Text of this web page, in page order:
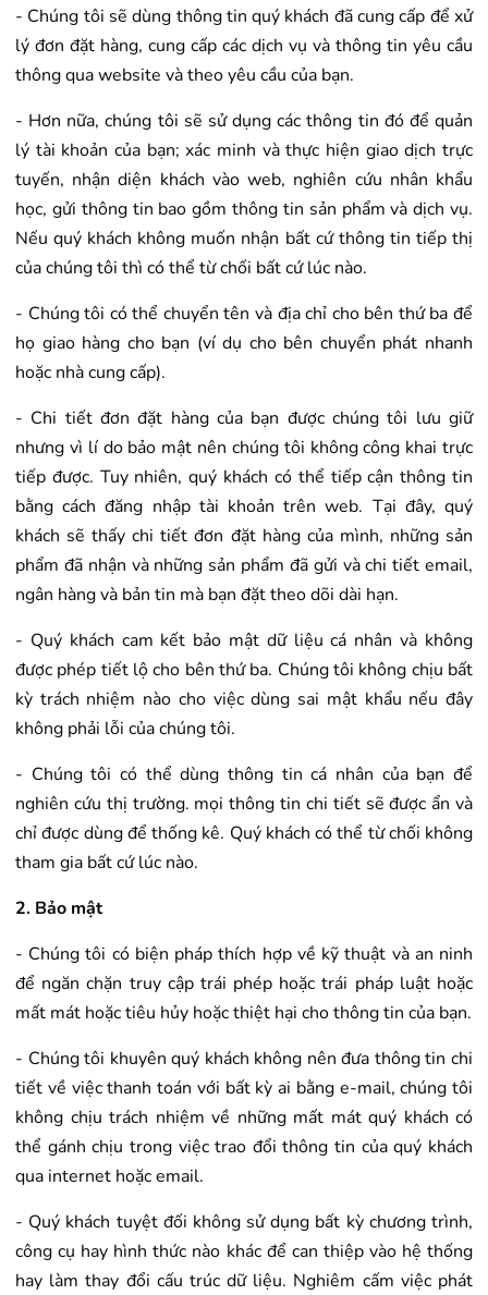
- Chúng tôi sẽ dùng thông tin quý khách đã cung cấp để xử
lý đơn đặt hàng, cung cấp các dịch vụ và thông tin yêu cầu
thông qua website và theo yêu cầu của bạn.
- Hơn nữa, chúng tôi sẽ sử dụng các thông tin đó để quản
lý tài khoản của bạn; xác minh và thực hiện giao dịch trực
tuyến, nhận diện khách vào web, nghiên cứu nhân khẩu
học, gửi thông tin bao gồm thông tin sản phẩm và dịch vụ.
Nếu quý khách không muốn nhận bất cứ thông tin tiếp thị
của chúng tôi thì có thể từ chối bất cứ lúc nào.
- Chúng tôi có thể chuyển tên và địa chỉ cho bên thứ ba để
họ giao hàng cho bạn (ví dụ cho bên chuyển phát nhanh
hoặc nhà cung cấp).
- Chi tiết đơn đặt hàng của bạn được chúng tôi lưu giữ
nhưng vì lí do bảo mật nên chúng tôi không công khai trực
tiếp được. Tuy nhiên, quý khách có thể tiếp cận thông tin
bằng cách đăng nhập tài khoản trên web. Tại đây, quý
khách sẽ thấy chi tiết đơn đặt hàng của mình, những sản
phẩm đã nhận và những sản phẩm đã gửi và chi tiết email,
ngân hàng và bản tin mà bạn đặt theo dõi dài hạn.
- Quý khách cam kết bảo mật dữ liệu cá nhân và không
được phép tiết lộ cho bên thứ ba. Chúng tôi không chịu bất
kỳ trách nhiệm nào cho việc dùng sai mật khẩu nếu đây
không phải lỗi của chúng tôi.
- Chúng tôi có thể dùng thông tin cá nhân của bạn để
nghiên cứu thị trường. mọi thông tin chi tiết sẽ được ẩn và
chỉ được dùng để thống kê. Quý khách có thể từ chối không
tham gia bất cứ lúc nào.
2. Bảo mật
- Chúng tôi có biện pháp thích hợp về kỹ thuật và an ninh
để ngăn chặn truy cập trái phép hoặc trái pháp luật hoặc
mất mát hoặc tiêu hủy hoặc thiệt hại cho thông tin của bạn.
- Chúng tôi khuyên quý khách không nên đưa thông tin chi
tiết về việc thanh toán với bất kỳ ai bằng e-mail, chúng tôi
không chịu trách nhiệm về những mất mát quý khách có
thể gánh chịu trong việc trao đổi thông tin của quý khách
qua internet hoặc email.
- Quý khách tuyệt đối không sử dụng bất kỳ chương trình,
công cụ hay hình thức nào khác để can thiệp vào hệ thống
hay làm thay đổi cấu trúc dữ liệu. Nghiêm cấm việc phát